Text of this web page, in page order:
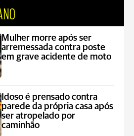
Mulher morre após ser
arremessada contra poste
em grave acidente de moto
Idoso é prensado contra
parede da própria casa após
ser atropelado por
caminhão